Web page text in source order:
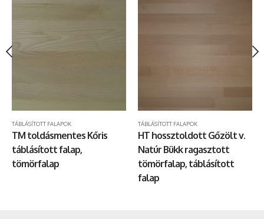
MUNKALAPOK,LÉPCSŐLAPOK TÁBLÁSÍTOTT FALAPOK
TÁBLÁSÍTOTT FALAPOK
TM toldásmentes Kőris
táblásított falap,
tömörfalap
TÁBLÁSÍTOTT FALAPOK
HT hossztoldott Gőzölt v.
Natúr Bükk ragasztott
tömörfalap, táblásított
falap